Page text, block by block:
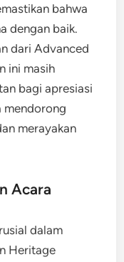
bahwa
dengan baik.
dari Advanced
ini masih
bagi apresiasi
mendorong
merayakan
Acara
dalam
Heritage